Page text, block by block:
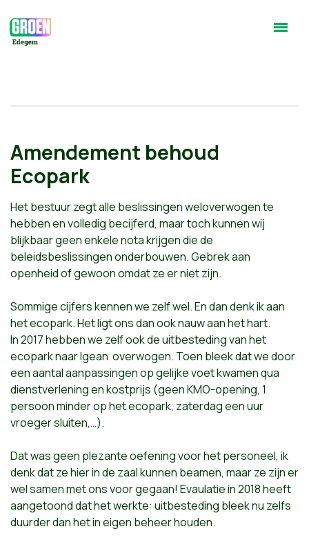
Amendement behoud
Ecopark
Het bestuur zegt alle beslissingen weloverwogen te
hebben en volledig becijferd, maar toch kunnen wij
blijkbaar geen enkele nota krijgen die de
beleidsbeslissingen onderbouwen. Gebrek aan
openheid of gewoon omdat ze er niet zijn.
Sommige cijfers kennen we zelf wel. En dan denk ik aan
het ecopark. Het ligt ons dan ook nauw aan het hart.
In 2017 hebben we zelf ook de uitbesteding van het
ecopark naar Igean overwogen. Toen bleek dat we door
een aantal aanpassingen op gelijke voet kwamen qua
dienstverlening en kostprijs (geen KMO-opening, 1
persoon minder op het ecopark, zaterdag een uur
vroeger sluiten,…).
Dat was geen plezante oefening voor het personeel, ik
denk dat ze hier in de zaal kunnen beamen, maar ze zijn er
wel samen met ons voor gegaan! Evaulatie in 2018 heeft
aangetoond dat het werkte: uitbesteding bleek nu zelfs
duurder dan het in eigen beheer houden.